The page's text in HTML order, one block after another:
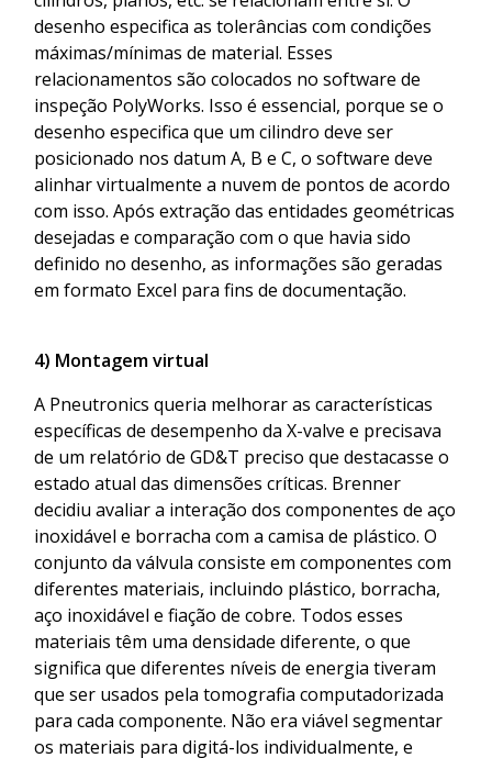
desenho especifica as tolerâncias com condições
máximas/mínimas de material. Esses
relacionamentos são colocados no software de
inspeção PolyWorks. Isso é essencial, porque se o
desenho especifica que um cilindro deve ser
posicionado nos datum A, B e C, o software deve
alinhar virtualmente a nuvem de pontos de acordo
com isso. Após extração das entidades geométricas
desejadas e comparação com o que havia sido
definido no desenho, as informações são geradas
em formato Excel para fins de documentação.
4) Montagem virtual
A Pneutronics queria melhorar as características
específicas de desempenho da X-valve e precisava
de um relatório de GD&T preciso que destacasse o
estado atual das dimensões críticas. Brenner
decidiu avaliar a interação dos componentes de aço
inoxidável e borracha com a camisa de plástico. O
conjunto da válvula consiste em componentes com
diferentes materiais, incluindo plástico, borracha,
aço inoxidável e fiação de cobre. Todos esses
materiais têm uma densidade diferente, o que
significa que diferentes níveis de energia tiveram
que ser usados pela tomografia computadorizada
para cada componente. Não era viável segmentar
os materiais para digitá-los individualmente, e